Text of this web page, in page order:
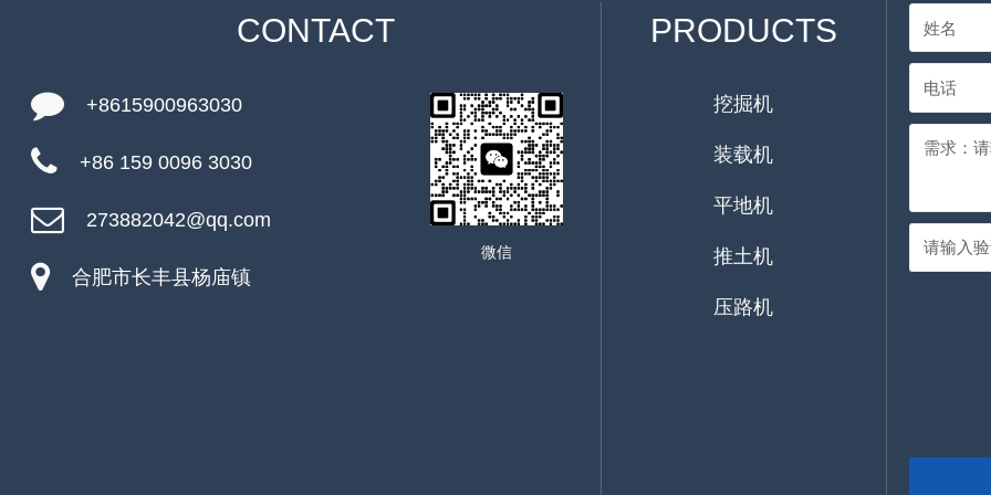
CONTACT
+8615900963030
+86 159 0096 3030
273882042@qq.com
合肥市长丰县杨庙镇
微信
PRODUCTS
挖掘机
装载机
平地机
推土机
压路机